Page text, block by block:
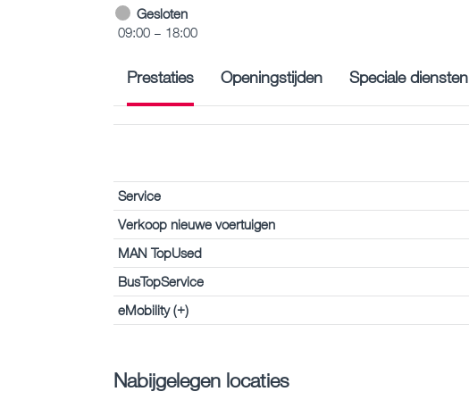
Gesloten
09:00 – 18:00
Prestaties Openingstijden Speciale diensten
Service
Verkoop nieuwe voertuigen
MAN TopUsed
BusTopService
eMobility (+)
Nabijgelegen locaties